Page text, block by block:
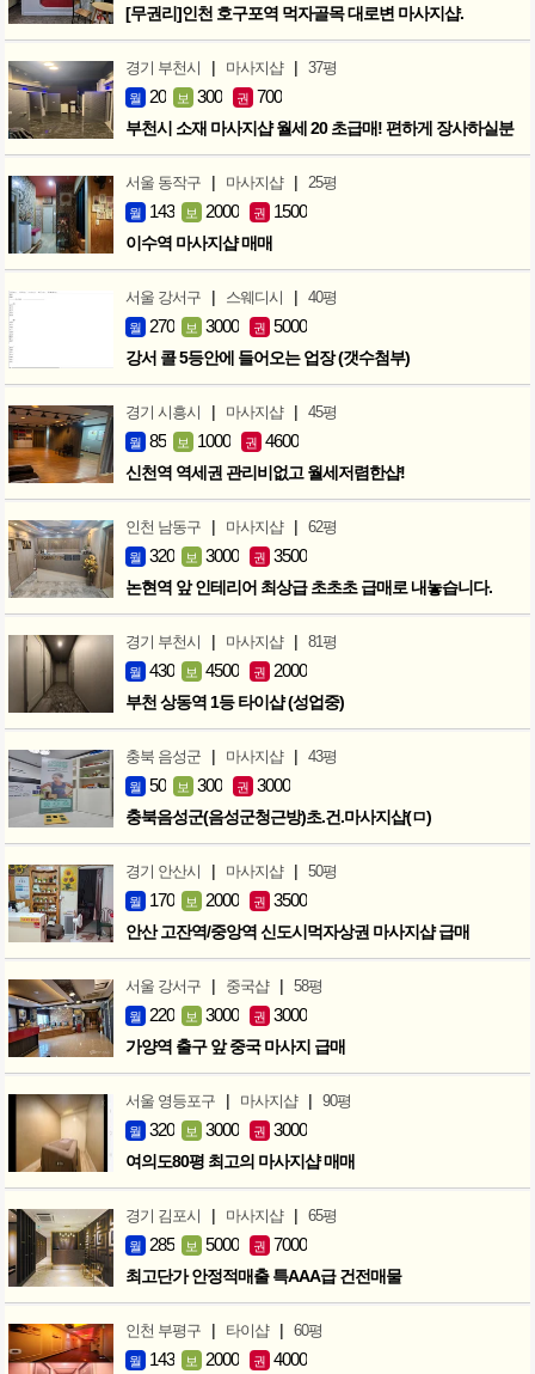
[무권리]인천 호구포역 먹자골목 대로변 마사지샵.
경기 부천시 | 마사지샵 | 37평
월 20 보 300 권 700
부천시 소재 마사지샵 월세 20 초급매! 편하게 장사하실분
서울 동작구 | 마사지샵 | 25평
월 143 보 2000 권 1500
이수역 마사지샵 매매
서울 강서구 | 스웨디시 | 40평
월 270 보 3000 권 5000
강서 콜 5등안에 들어오는 업장 (갯수첨부)
경기 시흥시 | 마사지샵 | 45평
월 85 보 1000 권 4600
신천역 역세권 관리비없고 월세저렴한샵!
인천 남동구 | 마사지샵 | 62평
월 320 보 3000 권 3500
논현역 앞 인테리어 최상급 초초초 급매로 내놓습니다.
경기 부천시 | 마사지샵 | 81평
월 430 보 4500 권 2000
부천 상동역 1등 타이샵 (성업중)
충북 음성군 | 마사지샵 | 43평
월 50 보 300 권 3000
충북음성군(음성군청근방)초.건.마사지샵(ㅁ)
경기 안산시 | 마사지샵 | 50평
월 170 보 2000 권 3500
안산 고잔역/중앙역 신도시먹자상권 마사지샵 급매
서울 강서구 | 중국샵 | 58평
월 220 보 3000 권 3000
가양역 출구 앞 중국 마사지 급매
서울 영등포구 | 마사지샵 | 90평
월 320 보 3000 권 3000
여의도80평 최고의 마사지샵 매매
경기 김포시 | 마사지샵 | 65평
월 285 보 5000 권 7000
최고단가 안정적매출 특AAA급 건전매물
인천 부평구 | 타이샵 | 60평
월 143 보 2000 권 4000